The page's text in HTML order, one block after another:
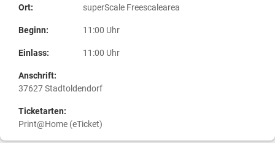
Ort: superScale Freescalearea
Beginn: 11:00 Uhr
Einlass: 11:00 Uhr
Anschrift:
37627 Stadtoldendorf
Ticketarten:
Print@Home (eTicket)